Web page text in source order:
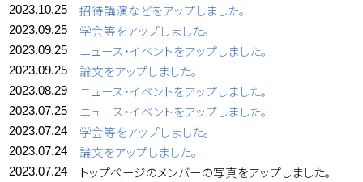
2023.10.25 招待講演などをアップしました。
2023.09.25 学会等をアップしました。
2023.09.25 ニュース・イベントをアップしました。
2023.09.25 論文をアップしました。
2023.08.29 ニュース・イベントをアップしました。
2023.07.25 ニュース・イベントをアップしました。
2023.07.24 学会等をアップしました。
2023.07.24 論文をアップしました。
2023.07.24 トップページのメンバーの写真をアップしました。